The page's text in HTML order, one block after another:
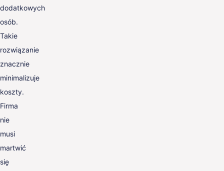
dodatkowych
osób.
Takie
rozwiązanie
znacznie
minimalizuje
koszty.
Firma
nie
musi
martwić
się